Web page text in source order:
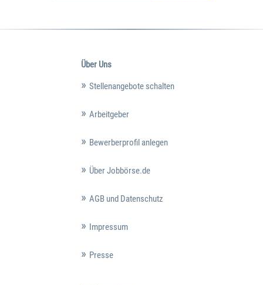
Über Uns
Stellenangebote schalten
Arbeitgeber
Bewerberprofil anlegen
Über Jobbörse.de
AGB und Datenschutz
Impressum
Presse